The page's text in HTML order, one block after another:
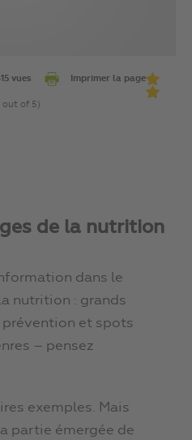
vues Imprimer la page
out of 5)
de la nutrition
dans le
nutrition : grands
prévention et spots
– pensez
exemples. Mais
partie émergée de